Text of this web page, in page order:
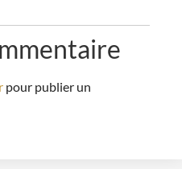
pour publier un